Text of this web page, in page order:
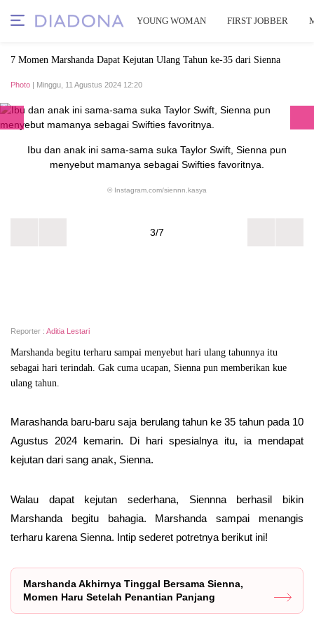
YOUNG WOMAN FIRST JOBBER
7 Momen Marshanda Dapat Kejutan Ulang Tahun ke-35 dari Sienna
Photo | Minggu, 11 Agustus 2024 12:20
Ibu dan anak ini sama-sama suka Taylor Swift, Sienna pun
menyebut mamanya sebagai Swifties favoritnya.
© Instagram.com/siennn.kasya
3/7
Reporter : Aditia Lestari
Marshanda begitu terharu sampai menyebut hari ulang tahunnya itu
sebagai hari terindah. Gak cuma ucapan, Sienna pun memberikan kue
ulang tahun.
Marashanda baru-baru saja berulang tahun ke 35 tahun pada 10
Agustus 2024 kemarin. Di hari spesialnya itu, ia mendapat
kejutan dari sang anak, Sienna.
Walau dapat kejutan sederhana, Siennna berhasil bikin
Marshanda begitu bahagia. Marshanda sampai menangis
terharu karena Sienna. Intip sederet potretnya berikut ini!
Marshanda Akhirnya Tinggal Bersama Sienna,
Momen Haru Setelah Penantian Panjang